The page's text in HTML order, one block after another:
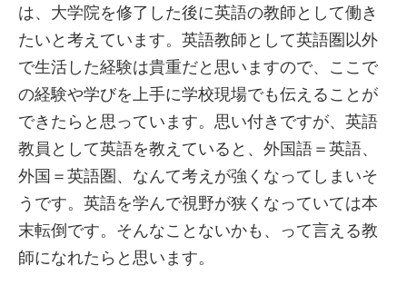
は、大学院を修了した後に英語の教師として働き
たいと考えています。英語教師として英語圏以外
で生活した経験は貴重だと思いますので、ここで
の経験や学びを上手に学校現場でも伝えることが
できたらと思っています。思い付きですが、英語
教員として英語を教えていると、外国語＝英語、
外国＝英語圏、なんて考えが強くなってしまいそ
うです。英語を学んで視野が狭くなっていては本
末転倒です。そんなことないかも、って言える教
師になれたらと思います。